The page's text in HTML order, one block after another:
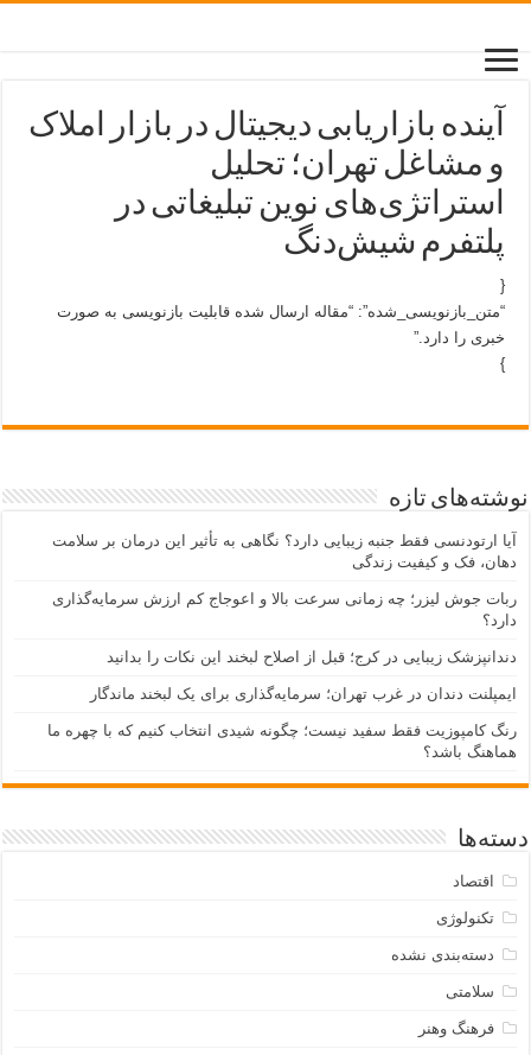
آینده بازاریابی دیجیتال در بازار املاک
و مشاغل تهران؛ تحلیل
استراتژی‌های نوین تبلیغاتی در
پلتفرم شیش‌دنگ
{
“متن_بازنویسی_شده”: “مقاله ارسال شده قابلیت بازنویسی به صورت
خبری را دارد.”
}
نوشته‌های تازه
آیا ارتودنسی فقط جنبه زیبایی دارد؟ نگاهی به تأثیر این درمان بر سلامت
دهان، فک و کیفیت زندگی
ربات جوش لیزر؛ چه زمانی سرعت بالا و اعوجاج کم ارزش سرمایه‌گذاری
دارد؟
دندانپزشک زیبایی در کرج؛ قبل از اصلاح لبخند این نکات را بدانید
ایمپلنت دندان در غرب تهران؛ سرمایه‌گذاری برای یک لبخند ماندگار
رنگ کامپوزیت فقط سفید نیست؛ چگونه شیدی انتخاب کنیم که با چهره ما
هماهنگ باشد؟
دسته‌ها
اقتصاد
تکنولوژی
دسته‌بندی نشده
سلامتی
فرهنگ وهنر